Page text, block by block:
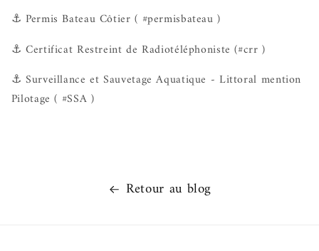
⚓ Permis Bateau Côtier ( #permisbateau )
⚓ Certificat Restreint de Radiotéléphoniste (#crr )
⚓ Surveillance et Sauvetage Aquatique - Littoral mention
Pilotage ( #SSA )
Retour au blog